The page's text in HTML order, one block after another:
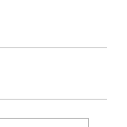
összevetése
i vagyok?